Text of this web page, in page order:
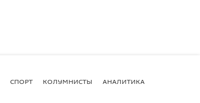
СПОРТ КОЛУМНИСТЫ АНАЛИТИКА